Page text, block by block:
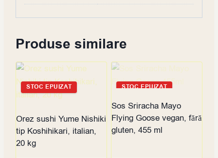
Produse similare
STOC EPUIZAT
Orez sushi Yume Nishiki
tip Koshihikari, italian,
20 kg
STOC EPUIZAT
Sos Sriracha Mayo
Flying Goose vegan, fără
gluten, 455 ml